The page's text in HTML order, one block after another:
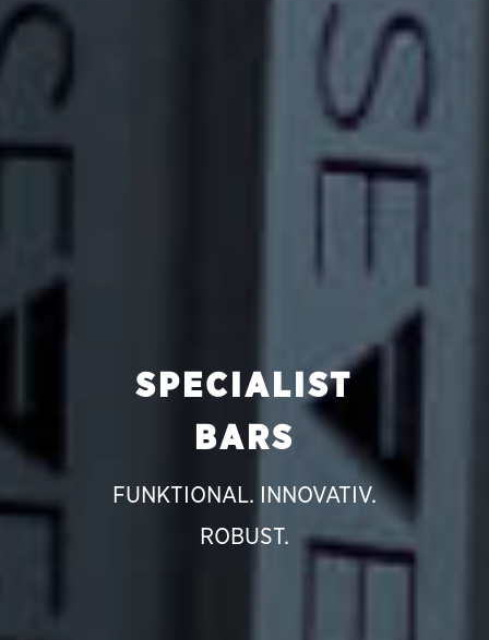
SPECIALIST
BARS
FUNKTIONAL. INNOVATIV.
ROBUST.